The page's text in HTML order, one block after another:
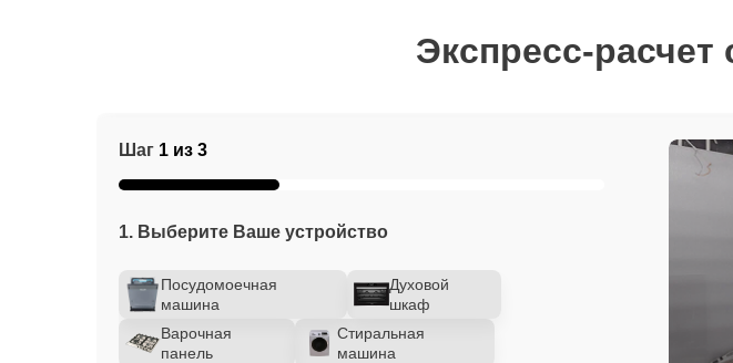
Экспресс-
Шаг 1 из 3
1. Выберите Ваше устройство
Посудомоечная
машина
Духовой
шкаф
Варочная
панель
Стиральная
машина